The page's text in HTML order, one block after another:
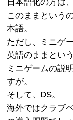
日本語化の方は
このままという
本語。
ただし、ミニゲ
英語のままという
ミニゲームの説
すが。
そして、DS。
海外ではクラブ